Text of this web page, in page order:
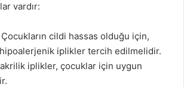
vardır:
Çocukların cildi hassas olduğu için,
iplikler tercih edilmelidir.
iplikler, çocuklar için uygun